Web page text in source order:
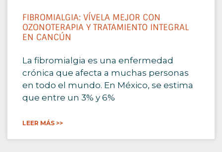
FIBROMIALGIA: VÍVELA MEJOR CON
OZONOTERAPIA Y TRATAMIENTO INTEGRAL
EN CANCÚN
La fibromialgia es una enfermedad
crónica que afecta a muchas personas
en todo el mundo. En México, se estima
que entre un 3% y 6%
LEER MÁS >>